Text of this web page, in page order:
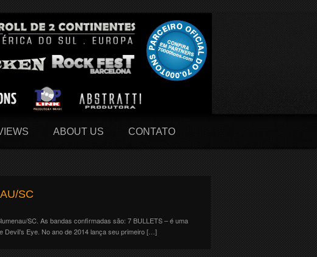
ABOUT US CONTATO
SC
SC. As bandas confirmadas são: 7 BULLETS – é uma
Devil’s Eye. No ano de 2014 lança seu primeiro […]